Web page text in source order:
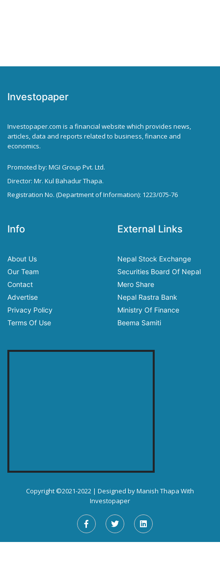
Investopaper
Investopaper.com is a financial website which provides news,
articles, data and reports related to business, finance and
economics.
Promoted by: MGI Group Pvt. Ltd.
Director: Mr. Kul Bahadur Thapa.
Registration No. (Department of Information): 1223/075-76
Info
About Us
Our Team
Contact
Advertise
Privacy Policy
Terms Of Use
External Links
Nepal Stock Exchange
Securities Board Of Nepal
Mero Share
Nepal Rastra Bank
Ministry Of Finance
Beema Samiti
Copyright ©2021-2022 | Designed byManish Thapa With
Investopaper